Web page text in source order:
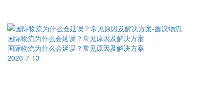
国际物流为什么会延误？常见原因及解决方案
国际物流为什么会延误？常见原因及解决方案
2026-7-13